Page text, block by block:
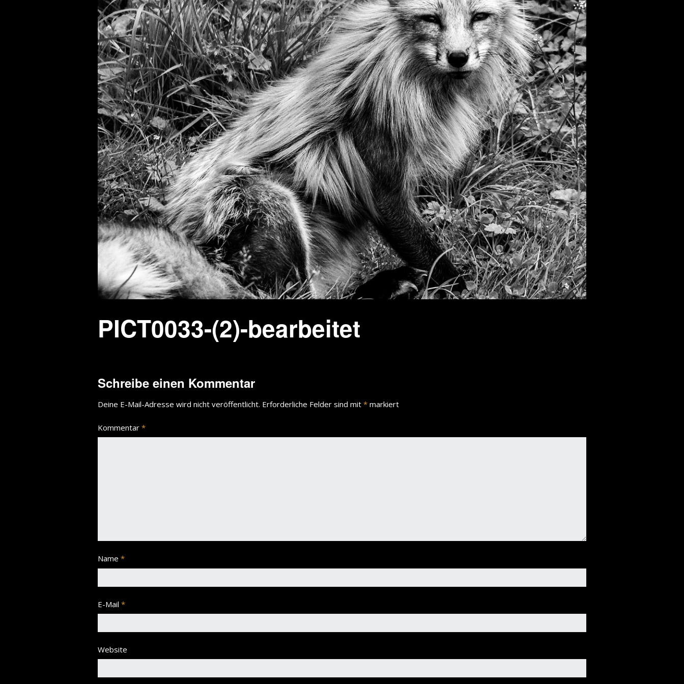
wächter aus stein
Wächter Videos
verschiedenes
portrait
PICT0033-(2)-bearbeitet
Schreibe einen Kommentar
Deine E-Mail-Adresse wird nicht veröffentlicht. Erforderliche Felder sind mit * markiert
Kommentar *
Name *
E-Mail *
Website